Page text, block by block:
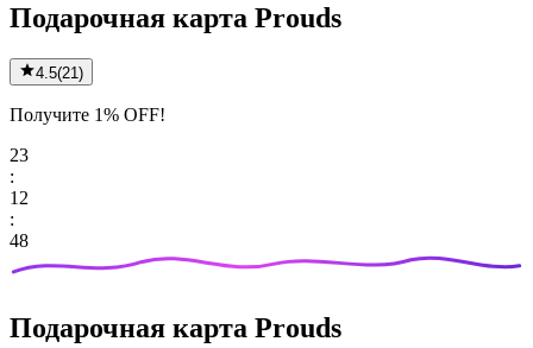
Подарочная карта Prouds
4.5(21 )
Получите 1% OFF!
23
:
12
:
48
Подарочная карта Prouds